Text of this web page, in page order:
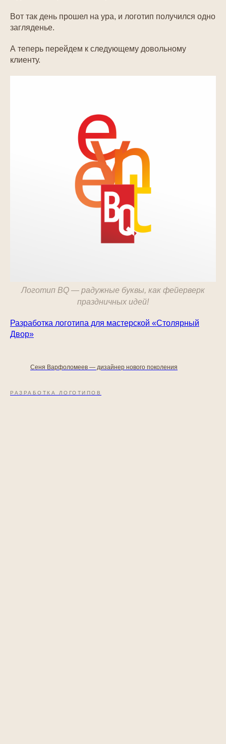
Вот так день прошел на ура, и логотип получился одно
загляденье.
А теперь перейдем к следующему довольному
клиенту.
Логотип BQ — радужные буквы, как фейерверк
праздничных идей!
Разработка логотипа для мастерской «Столярный
Двор»
Сеня Варфоломеев — дизайнер нового поколения
РАЗРАБОТКА ЛОГОТИПОВ